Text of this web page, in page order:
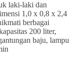
laki-laki dan
1,0 x 0,8 x 2,4
berbagai
200 liter,
baju, lampu